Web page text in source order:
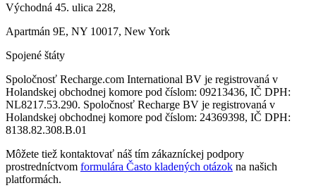
Východná 45. ulica 228,
Apartmán 9E, NY 10017, New York
Spojené štáty
Spoločnosť Recharge.com International BV je registrovaná v
Holandskej obchodnej komore pod číslom: 09213436, IČ DPH:
NL8217.53.290. Spoločnosť Recharge BV je registrovaná v
Holandskej obchodnej komore pod číslom: 24369398, IČ DPH:
8138.82.308.B.01
Môžete tiež kontaktovať náš tím zákazníckej podpory
prostredníctvom formulára Často kladených otázok na našich
platformách.